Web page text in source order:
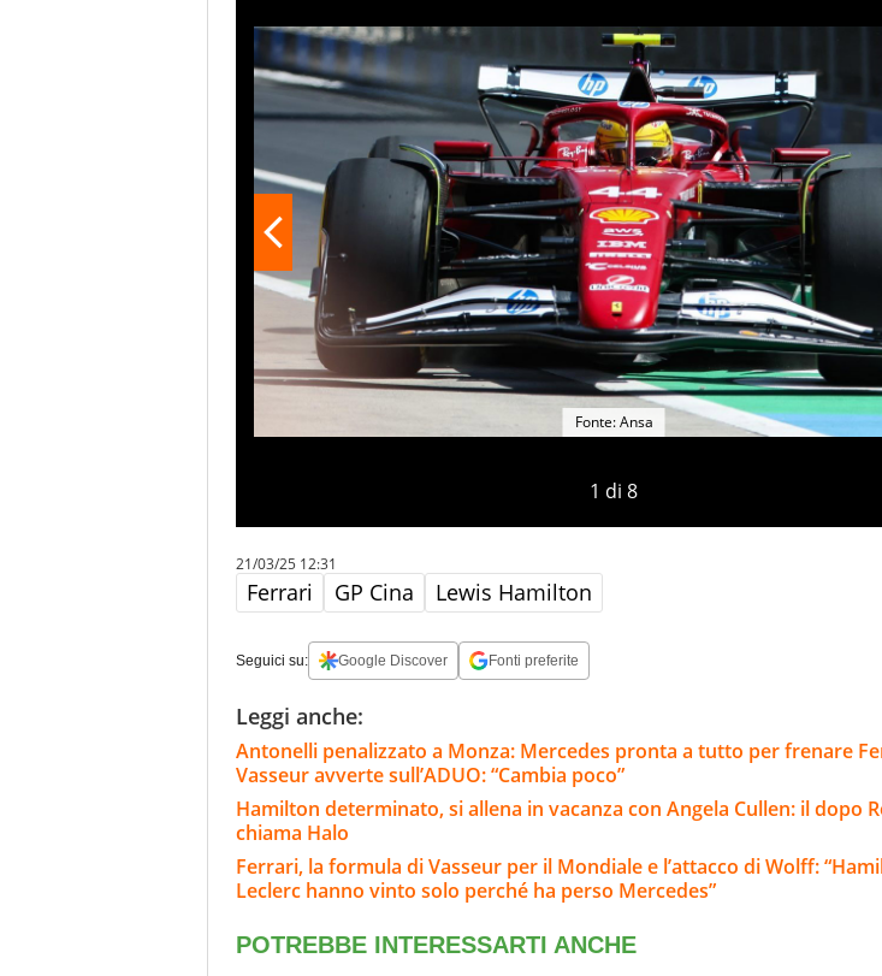
1 di 8
Fonte: Ansa
21/03/25 12:31
Ferrari GP Cina Lewis Hamilton
Seguici su: Google Discover Fonti preferite
Leggi anche:
Antonelli penalizzato a Monza: Mercedes pronta a tutto per frenare
Vasseur avverte sull’ADUO: “Cambia poco”
Hamilton determinato, si allena in vacanza con Angela Cullen: il dopo
chiama Halo
Ferrari, la formula di Vasseur per il Mondiale e l’attacco di Wolff:
Leclerc hanno vinto solo perché ha perso Mercedes”